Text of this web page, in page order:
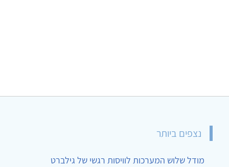
נצפים ביותר
מודל שלוש המערכות לוויסות רגשי של גילברט